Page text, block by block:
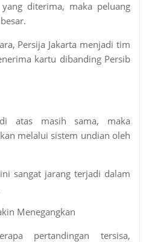
diterima, maka peluang
Persija Jakarta menjadi tim
kartu dibanding Persib
atas masih sama, maka
melalui sistem undian oleh
sangat jarang terjadi dalam
Menegangkan
pertandingan tersisa,